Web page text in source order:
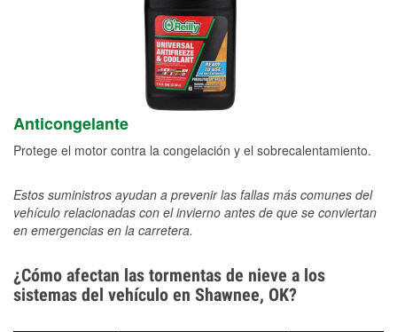
Anticongelante
Protege el motor contra la congelación y el sobrecalentamiento.
Estos suministros ayudan a prevenir las fallas más comunes del
vehículo relacionadas con el invierno antes de que se conviertan
en emergencias en la carretera.
¿Cómo afectan las tormentas de nieve a los
sistemas del vehículo en Shawnee, OK?